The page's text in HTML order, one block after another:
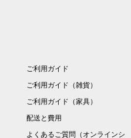
ご利用ガイド
ご利用ガイド（雑貨）
ご利用ガイド（家具）
配送と費用
よくあるご質問（オンラインシ